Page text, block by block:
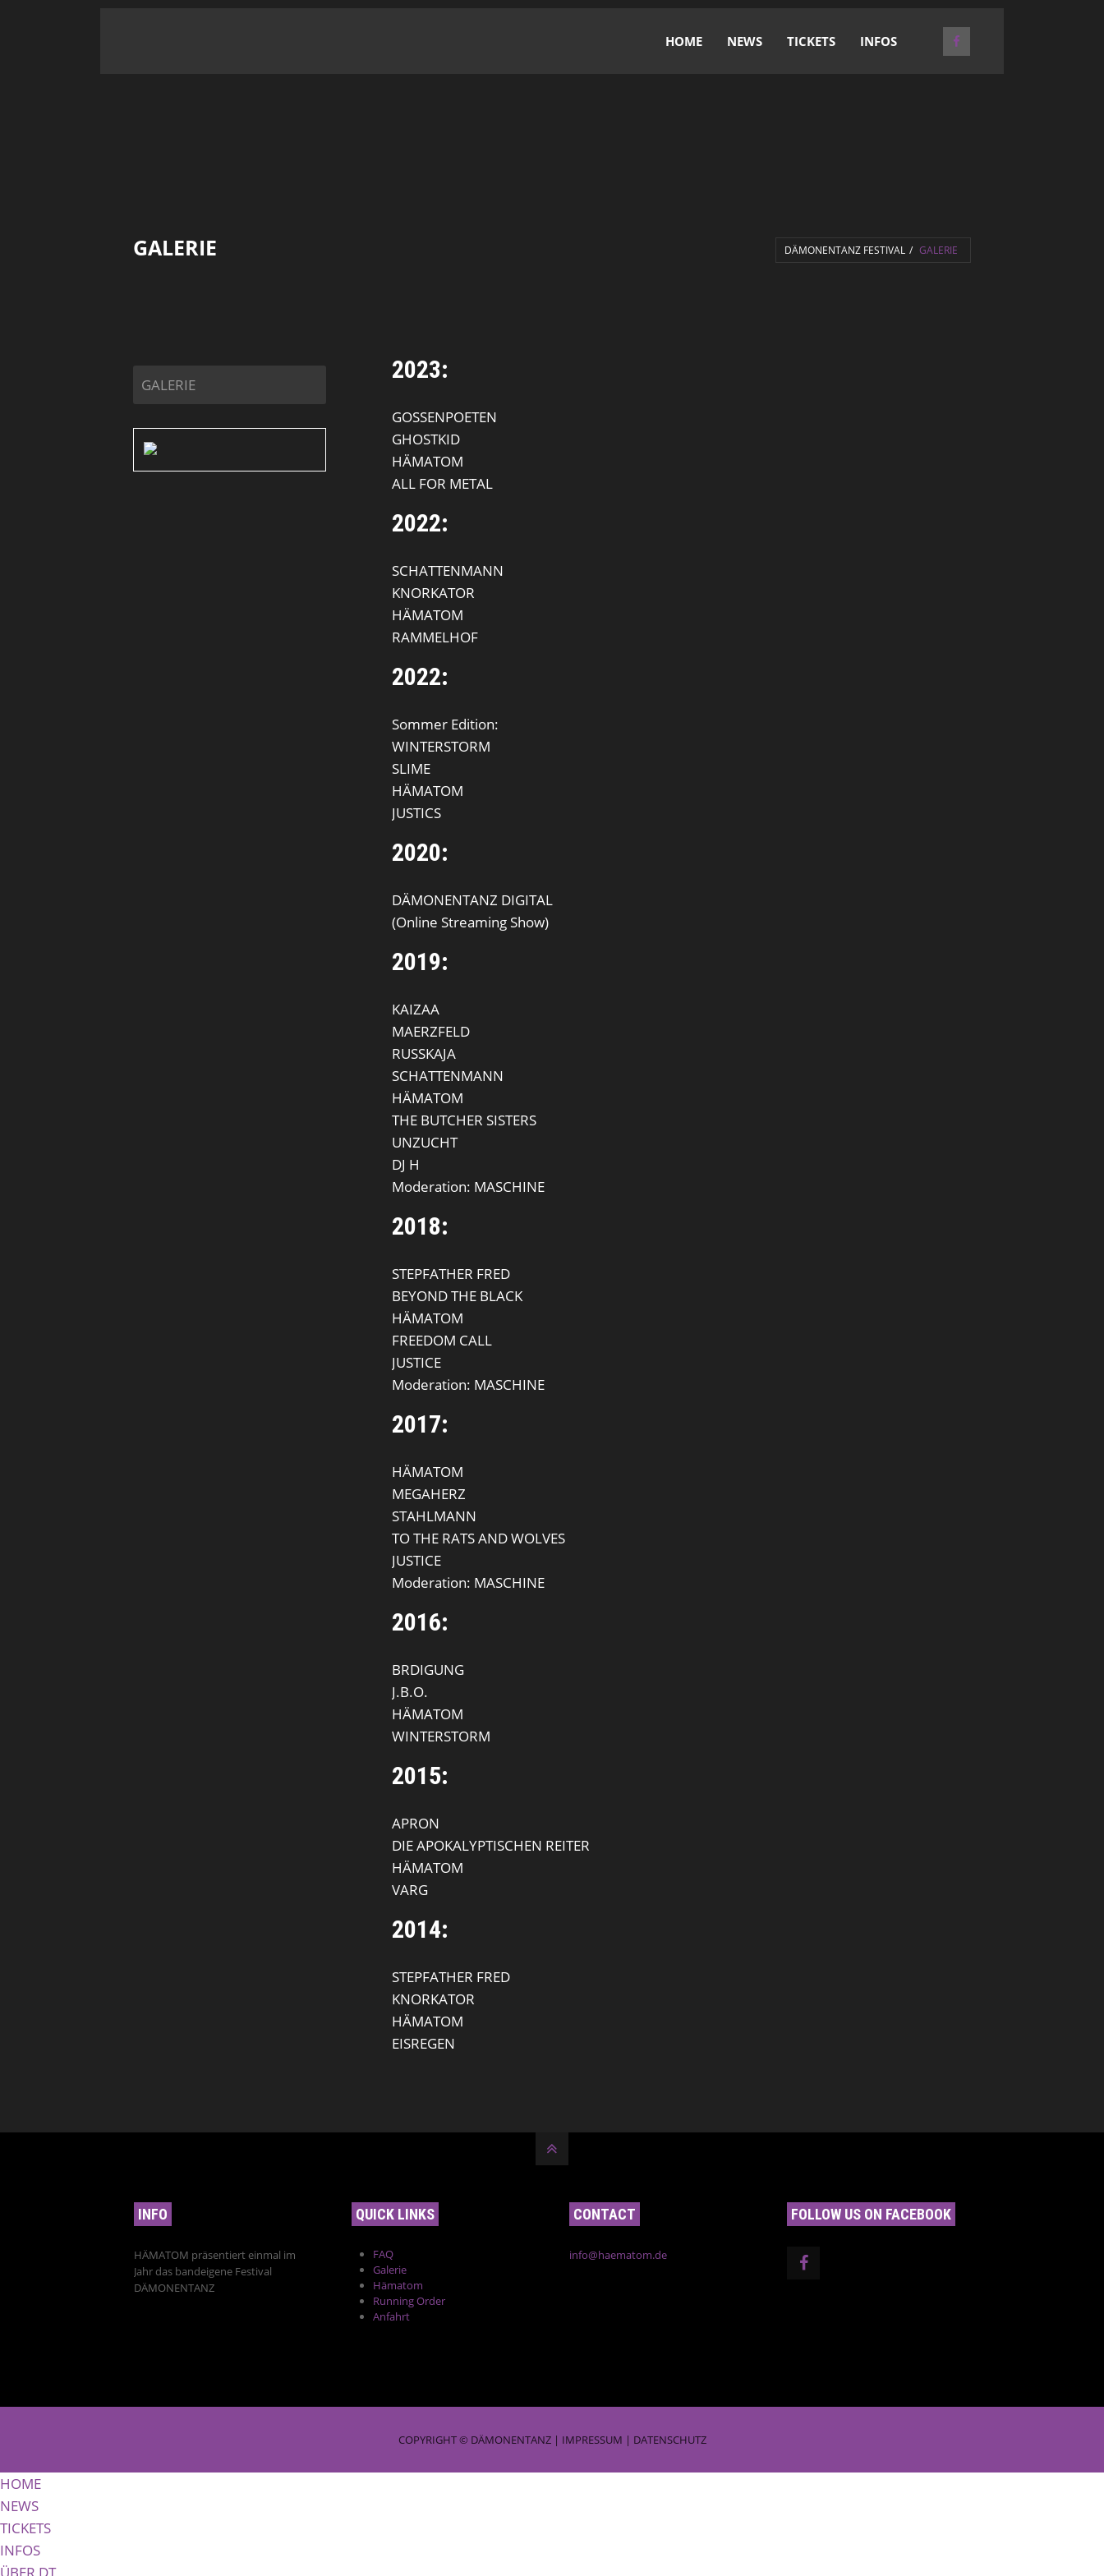
HOME NEWS TICKETS INFOS
GALERIE DÄMONENTANZ FESTIVAL GALERIE
2023:
GOSSENPOETEN
GHOSTKID
HÄMATOM
ALL FOR METAL
2022:
SCHATTENMANN
KNORKATOR
HÄMATOM
RAMMELHOF
2022:
Sommer Edition:
WINTERSTORM
SLIME
HÄMATOM
JUSTICS
2020:
DÄMONENTANZ DIGITAL
(Online Streaming Show)
2019:
KAIZAA
MAERZFELD
RUSSKAJA
SCHATTENMANN
HÄMATOM
THE BUTCHER SISTERS
UNZUCHT
DJ H
Moderation: MASCHINE
2018:
STEPFATHER FRED
BEYOND THE BLACK
HÄMATOM
FREEDOM CALL
JUSTICE
Moderation: MASCHINE
2017:
HÄMATOM
MEGAHERZ
STAHLMANN
TO THE RATS AND WOLVES
JUSTICE
Moderation: MASCHINE
2016:
BRDIGUNG
J.B.O.
HÄMATOM
WINTERSTORM
2015:
APRON
DIE APOKALYPTISCHEN REITER
HÄMATOM
VARG
2014:
STEPFATHER FRED
KNORKATOR
HÄMATOM
EISREGEN
GALERIE
INFO
HÄMATOM präsentiert einmal im
Jahr das bandeigene Festival
DÄMONENTANZ
QUICK LINKS
FAQ
Galerie
Hämatom
Running Order
Anfahrt
CONTACT
info@haematom.de
FOLLOW US ON FACEBOOK
COPYRIGHT © DÄMONENTANZ | IMPRESSUM | DATENSCHUTZ
HOME
NEWS
TICKETS
INFOS